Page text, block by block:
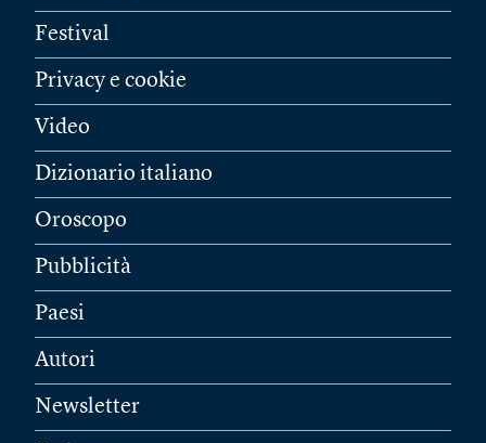
Festival
Privacy e cookie
Video
Dizionario italiano
Oroscopo
Pubblicità
Paesi
Autori
Newsletter